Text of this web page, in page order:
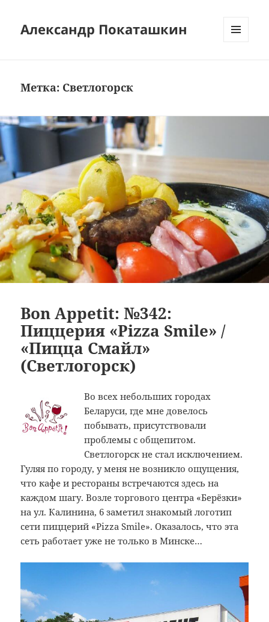
Александр Покаташкин
Метка: Светлогорск
Bon Appetit: №342:
Пиццерия «Pizza Smile» /
«Пицца Смайл»
(Светлогорск)
Во всех небольших городах
Беларуси, где мне довелось
побывать, присутствовали
проблемы с общепитом.
Светлогорск не стал исключением.
Гуляя по городу, у меня не возникло ощущения,
что кафе и рестораны встречаются здесь на
каждом шагу. Возле торгового центра «Берёзки»
на ул. Калинина, 6 заметил знакомый логотип
сети пиццерий «Pizza Smile». Оказалось, что эта
сеть работает уже не только в Минске…